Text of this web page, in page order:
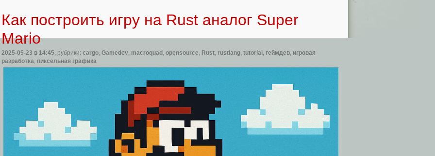
Как построить игру на Rust аналог Super
Mario
2025-05-23 в 14:45, рубрики: cargo, Gamedev, macroquad , opensource, Rust, rustlang, tutorial , геймдев, игровая
разработка, пиксельная графика